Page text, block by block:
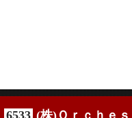
6533 (株)Ｏｒｃｈｅ